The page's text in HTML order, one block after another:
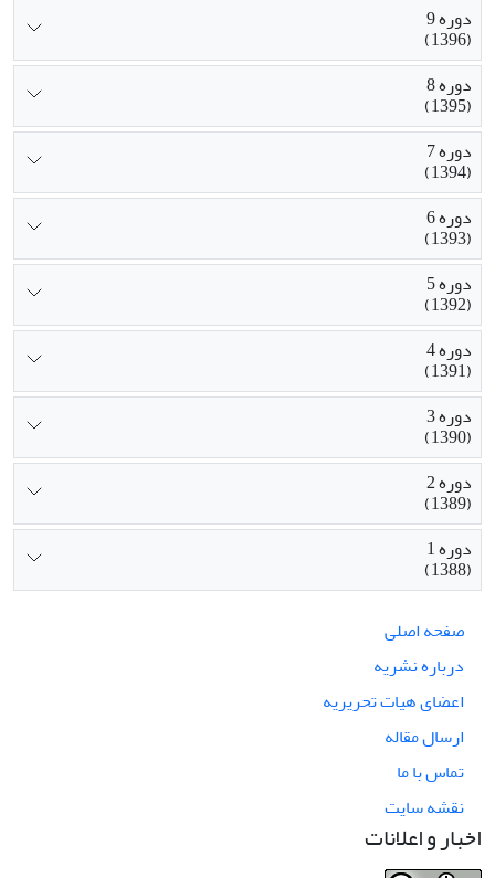
دوره 9
(1396)
دوره 8
(1395)
دوره 7
(1394)
دوره 6
(1393)
دوره 5
(1392)
دوره 4
(1391)
دوره 3
(1390)
دوره 2
(1389)
دوره 1
(1388)
صفحه اصلی
درباره نشریه
اعضای هیات تحریریه
ارسال مقاله
تماس با ما
نقشه سایت
اخبار و اعلانات